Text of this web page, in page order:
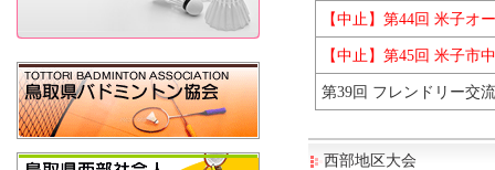
【中止】 第44回 米子オ
【中止】 第45回 米子市
第39回 フレンドリー交
西部地区大会